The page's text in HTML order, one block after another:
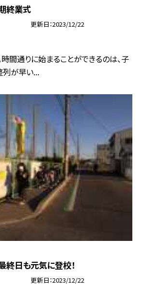
終業式
更新日 2023/12/22
間通りに始まることができるのは、子
列が早い...
終日も元気に登校！
更新日 2023/12/22